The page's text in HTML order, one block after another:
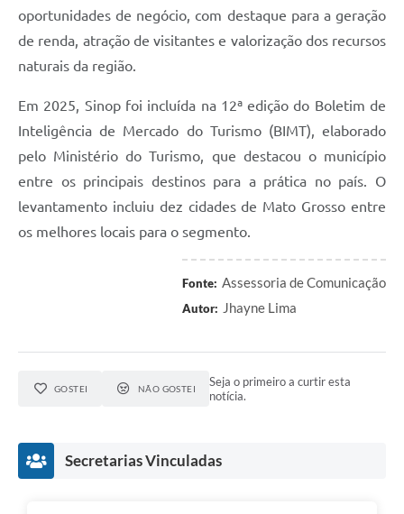
oportunidades de negócio, com destaque para a geração
de renda, atração de visitantes e valorização dos recursos
naturais da região.
Em 2025, Sinop foi incluída na 12ª edição do Boletim de
Inteligência de Mercado do Turismo (BIMT), elaborado
pelo Ministério do Turismo, que destacou o município
entre os principais destinos para a prática no país. O
levantamento incluiu dez cidades de Mato Grosso entre
os melhores locais para o segmento.
Fonte: Assessoria de Comunicação
Autor: Jhayne Lima
GOSTEI NÃO GOSTEI
Seja o primeiro a curtir esta
notícia.
Secretarias Vinculadas